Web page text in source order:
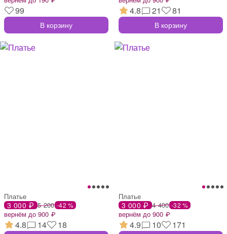
99
В корзину
4.8 21 81
В корзину
Платье
3 000 ₽ 5 200 -42 %
вернём до 900 ₽
4.8 14 18
Платье
3 000 ₽ 4 400 -32 %
вернём до 900 ₽
4.9 10 171